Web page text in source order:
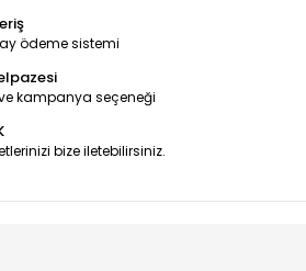
ödeme sistemi
kampanya seçeneği
bize iletebilirsiniz.